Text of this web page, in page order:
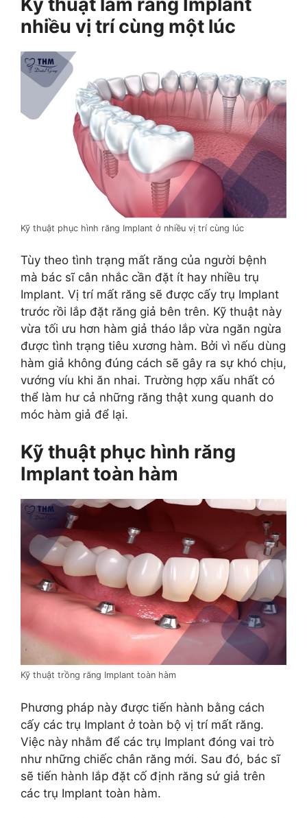
Kỹ thuật làm răng Implant
nhiều vị trí cùng một lúc
Kỹ thuật phục hình răng Implant ở nhiều vị trí cùng lúc
Tùy theo tình trạng mất răng của người bệnh
mà bác sĩ cân nhắc cần đặt ít hay nhiều trụ
Implant. Vị trí mất răng sẽ được cấy trụ Implant
trước rồi lắp đặt răng giả bên trên. Kỹ thuật này
vừa tối ưu hơn hàm giả tháo lắp vừa ngăn ngừa
được tình trạng tiêu xương hàm. Bởi vì nếu dùng
hàm giả không đúng cách sẽ gây ra sự khó chịu,
vướng víu khi ăn nhai. Trường hợp xấu nhất có
thể làm hư cả những răng thật xung quanh do
móc hàm giả để lại.
Kỹ thuật phục hình răng
Implant toàn hàm
Kỹ thuật trồng răng Implant toàn hàm
Phương pháp này được tiến hành bằng cách
cấy các trụ Implant ở toàn bộ vị trí mất răng.
Việc này nhằm để các trụ Implant đóng vai trò
như những chiếc chân răng mới. Sau đó, bác sĩ
sẽ tiến hành lắp đặt cố định răng sứ giả trên
các trụ Implant toàn hàm.